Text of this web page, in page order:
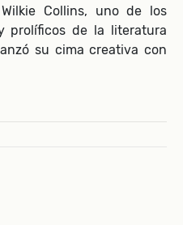
Collins, uno de los
prolíficos de la literatura
su cima creativa con